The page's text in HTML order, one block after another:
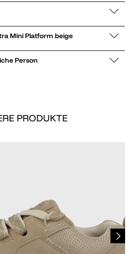
Classic Ultra Mini Platform beige
Person
PRODUKTE